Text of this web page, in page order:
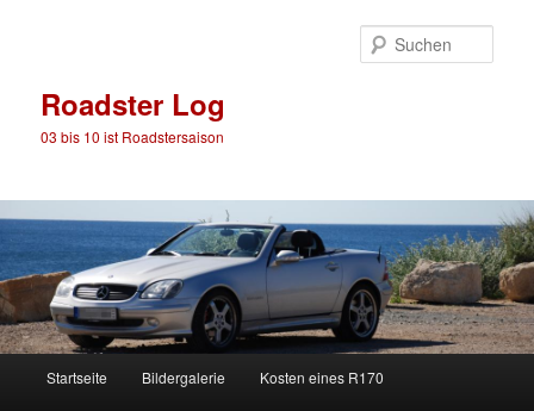
Roadster Log
03 bis 10 ist Roadstersaison
Zum
Zum
Startseite Bildergalerie Kosten eines R170